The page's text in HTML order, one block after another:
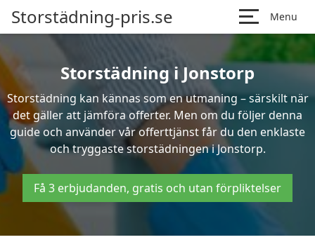
Storstädning-pris.se Menu
Storstädning i Jonstorp
Storstädning kan kännas som en utmaning – särskilt när
det gäller att jämföra offerter. Men om du följer denna
guide och använder vår offerttjänst får du den enklaste
och tryggaste storstädningen i Jonstorp.
Få 3 erbjudanden, gratis och utan förpliktelser